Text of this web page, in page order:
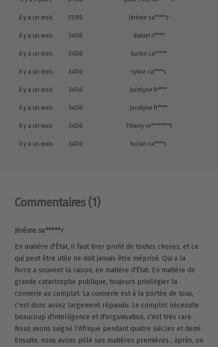
il y a un mois 51300 Jéréme sa*****r
il y a un mois 34130 daniel ri****
il y a un mois 34130 lucien ca*****
il y a un mois 34130 sylvie ca****s
il y a un mois 34130 jocelyne fr****
il y a un mois 34130 jocelyne fr****
il y a un mois 34130 Thierry re********t
il y a un mois 34130 lucien ca****s
Commentaires (1)
Jéréme sa*****r
En matière d'État, il faut tirer profit de toutes choses, et ce
qui peut être utile ne doit jamais être méprisé. Qui a la
force a souvent la raison, en matière d'État. En matière de
grande catastrophe publique, toujours privilégier la
connerie au complot. La connerie est à la portée de tous,
c'est donc assez largement répandu. Le complot nécessite
beaucoup d'intelligence et d'organisation, c'est très rare.
Nous avons saigné l'Afrique pendant quatre siècles et demi.
Ensuite, nous avons pillé ses matières premières ; après, on